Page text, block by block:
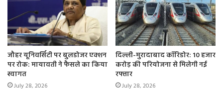
जौहर यूनिवर्सिटी पर बुलडोजर एक्शन
पर रोक: मायावती ने फैसले का किया
स्वागत
July 28, 2026
दिल्ली-मुरादाबाद कॉरिडोर: 10 हजार
करोड़ की परियोजना से मिलेगी नई
रफ्तार
July 28, 2026